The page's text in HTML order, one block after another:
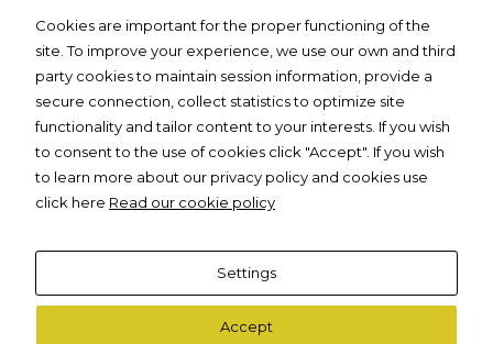
Edifício MOZO GLOBAL- Bairro da Sommerschield
Tel:+258 85 236 3119
Email: info@dartedesign.online
Política de privacidade
Cookies are important for the proper functioning of the
site. To improve your experience, we use our own and third
party cookies to maintain session information, provide a
secure connection, collect statistics to optimize site
functionality and tailor content to your interests. If you wish
to consent to the use of cookies click "Accept". If you wish
to learn more about our privacy policy and cookies use
click here Read our cookie policy
Settings
Accept